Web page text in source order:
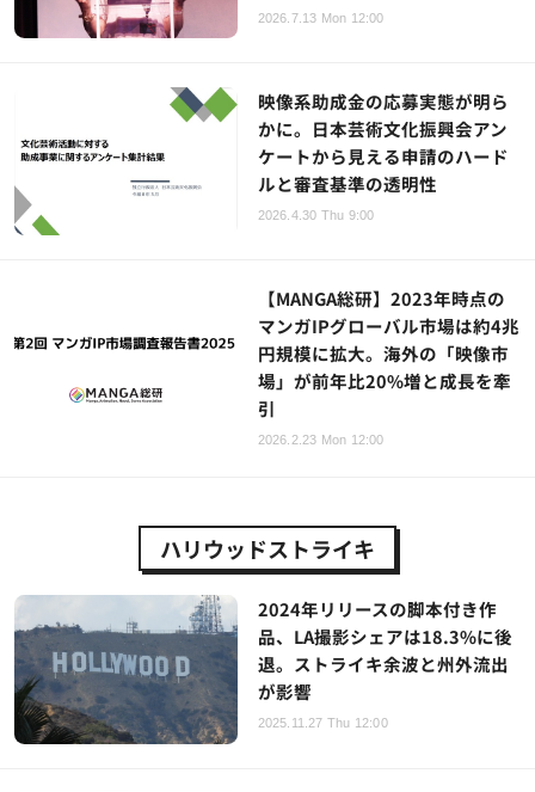
2026.7.13 Mon 12:00
映像系助成金の応募実態が明ら
かに。日本芸術文化振興会アン
ケートから見える申請のハード
ルと審査基準の透明性
2026.4.30 Thu 9:00
【MANGA総研】2023年時点の
マンガIPグローバル市場は約4兆
円規模に拡大。海外の「映像市
場」が前年比20%増と成長を牽
引
2026.2.23 Mon 12:00
ハリウッドストライキ
2024年リリースの脚本付き作
品、LA撮影シェアは18.3%に後
退。ストライキ余波と州外流出
が影響
2025.11.27 Thu 12:00